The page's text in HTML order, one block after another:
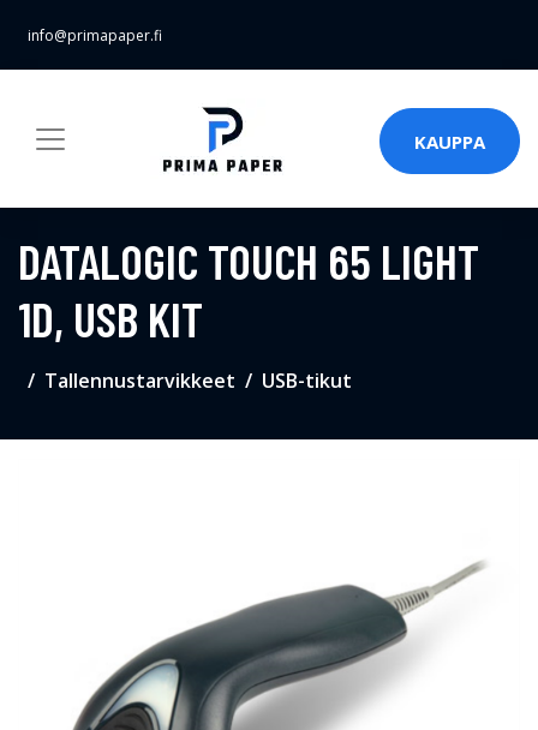
info@primapaper.fi
KAUPPA
DATALOGIC TOUCH 65 LIGHT
1D, USB KIT
Tallennustarvikkeet USB-tikut